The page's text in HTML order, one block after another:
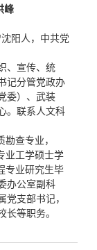
峰
阳人，中共党
、宣传、统
记分管党政办
委）、武装
。联系人文科
查专业，
业工学硕士学
专业研究生毕
办公室副科
支部书记，
等职务。